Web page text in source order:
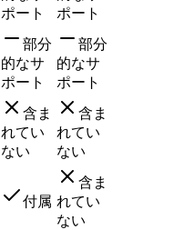
ポート
ポート
部分
的なサ
ポート
部分
的なサ
ポート
含ま
れてい
ない
含ま
れてい
ない
付属
含ま
れてい
ない